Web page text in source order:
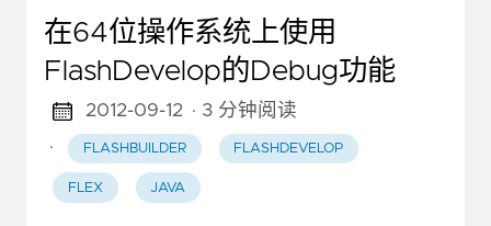
在64位操作系统上使用
FlashDevelop的Debug功能
2012-09-12 · 3 分钟阅读
·
FLASHBUILDER FLASHDEVELOP
FLEX JAVA